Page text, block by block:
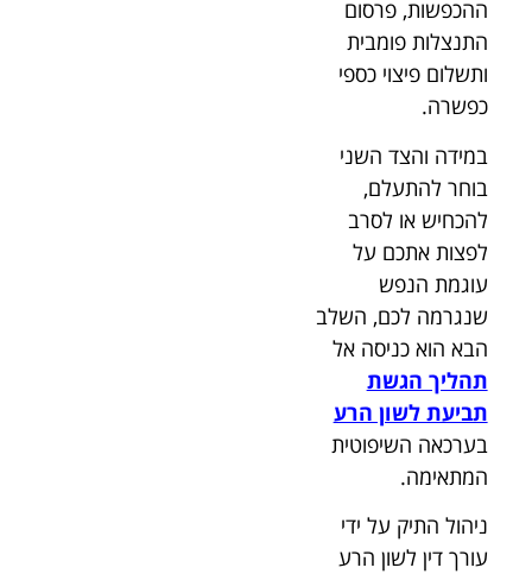
ההכפשות, פרסום
התנצלות פומבית
ותשלום פיצוי כספי
כפשרה.
במידה והצד השני
בוחר להתעלם,
להכחיש או לסרב
לפצות אתכם על
עוגמת הנפש
שנגרמה לכם, השלב
הבא הוא כניסה אל
תהליך הגשת
תביעת לשון הרע
בערכאה השיפוטית
המתאימה.
ניהול התיק על ידי
עורך דין לשון הרע